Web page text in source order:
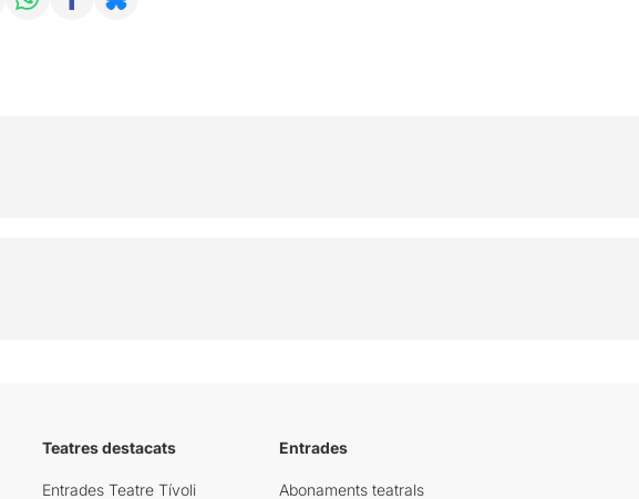
Teatres destacats
Entrades Teatre Tívoli
Entrades
Abonaments teatrals